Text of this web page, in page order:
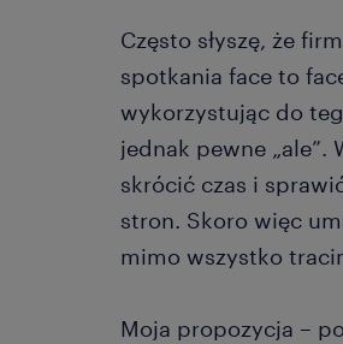
Często słyszę, że
spotkania face to
wykorzystując do
jednak pewne
skrócić czas i
stron. Skoro więc
mimo wszystko
Moja propozycja –